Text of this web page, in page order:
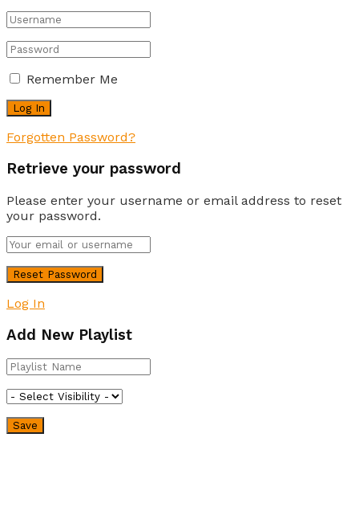
Remember Me
Forgotten Password?
Retrieve your password
Please enter your username or email address to reset
your password.
Log In
Add New Playlist